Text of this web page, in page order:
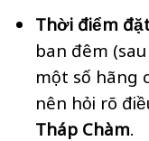
Thời điểm
ban đêm
một số hãng
nên hỏi rõ
Tháp Chàm.